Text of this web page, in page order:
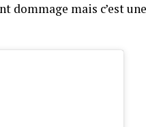
mais c’est